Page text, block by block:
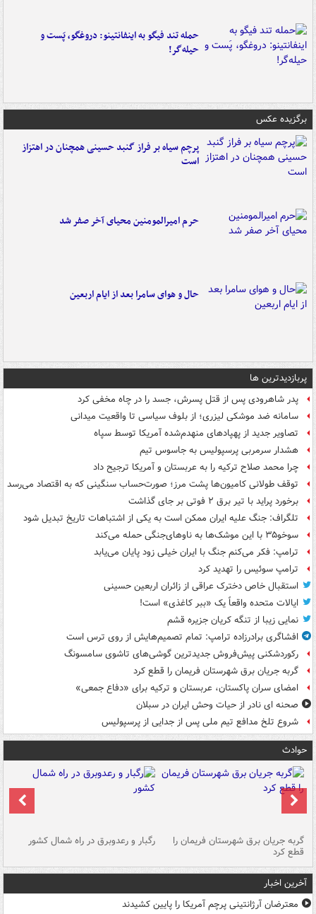
حمله تند فیگو به اینفانتینو: دروغگو، پَست‌ و
حیله‌گر!
برگزیده عکس
پرچم سیاه بر فراز گنبد حسینی همچنان در اهتزاز
است
حرم امیرالمومنین محیای آخر صفر شد
حال و هوای سامرا بعد از ایام اربعین
پربازدیدترین ها
پدر شاهرودی پس از قتل پسرش، جسد را در چاه مخفی کرد
سامانه ضد موشکی لیزری؛ از بلوف سیاسی تا واقعیت میدانی
تصاویر جدید از پهپادهای منهدم‌شده آمریکا توسط سپاه
هشدار سرمربی پرسپولیس به جاسوس تیم
چرا محمد صلاح ترکیه را به عربستان و آمریکا ترجیح داد
توقف طولانی کامیون‌ها پشت مرز؛ صورت‌حساب سنگینی که به اقتصاد می‌رسد
برخورد پراید با تیر برق ۲ فوتی بر جای گذاشت
تلگراف: جنگ علیه ایران ممکن است به یکی از اشتباهات تاریخ تبدیل شود
سوخو۳۵ با این موشک‌ها به ناوهای‌جنگی حمله می‌کند
ترامپ: فکر می‌کنم جنگ با ایران خیلی زود پایان می‌یابد
ترامپ سوئیس را تهدید کرد
استقبال خاص دخترک عراقی از زائران اربعین حسینی
ایالات متحده واقعاً یک «ببر کاغذی» است!
نمایی زیبا از تنگه کریان جزیره قشم
افشاگری برادرزاده ترامپ: تمام تصمیم‌هایش از روی ترس است
رکوردشکنی پیش‌فروش جدیدترین گوشی‌های تاشوی سامسونگ
گربه جریان برق شهرستان فریمان را قطع کرد
امضای سران پاکستان، عربستان و ترکیه برای «دفاع جمعی»
صحنه ای نادر از حیات وحش ایران در سبلان
شروع تلخ مدافع تیم ملی پس از جدایی از پرسپولیس
حوادث
گربه جریان برق شهرستان فریمان را
قطع کرد
رگبار و رعدوبرق در راه شمال کشور
آخرین اخبار
معترضان آرژانتینی پرچم آمریکا را پایین کشیدند